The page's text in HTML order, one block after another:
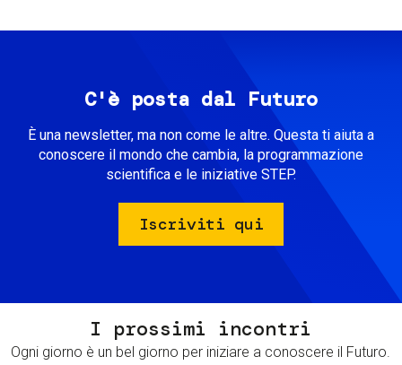
C'è posta dal Futuro
È una newsletter, ma non come le altre. Questa ti aiuta a
conoscere il mondo che cambia, la programmazione
scientifica e le iniziative STEP.
Iscriviti qui
I prossimi incontri
Ogni giorno è un bel giorno per iniziare a conoscere il Futuro.